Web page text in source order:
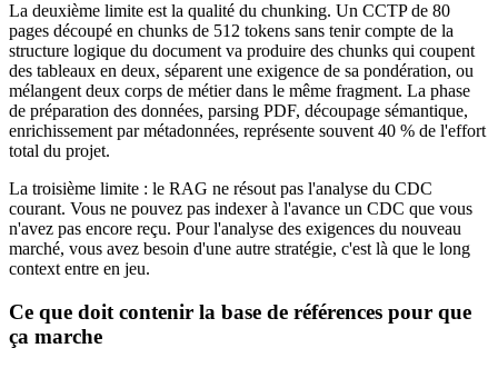
La deuxième limite est la qualité du chunking. Un CCTP de 80
pages découpé en chunks de 512 tokens sans tenir compte de la
structure logique du document va produire des chunks qui coupent
des tableaux en deux, séparent une exigence de sa pondération, ou
mélangent deux corps de métier dans le même fragment. La phase
de préparation des données, parsing PDF, découpage sémantique,
enrichissement par métadonnées, représente souvent 40 % de l'effort
total du projet.
La troisième limite : le RAG ne résout pas l'analyse du CDC
courant. Vous ne pouvez pas indexer à l'avance un CDC que vous
n'avez pas encore reçu. Pour l'analyse des exigences du nouveau
marché, vous avez besoin d'une autre stratégie, c'est là que le long
context entre en jeu.
Ce que doit contenir la base de références pour que
ça marche